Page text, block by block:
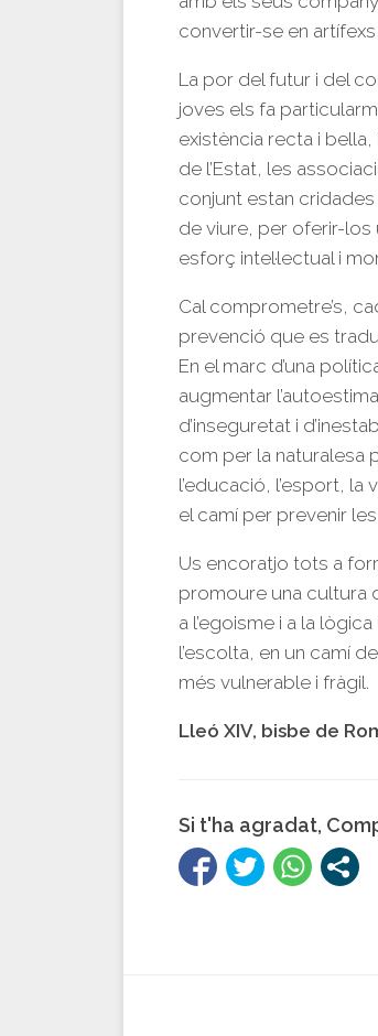
convertir-se en
La por del futur i del
joves els fa
existència recta i
de l’Estat, les
conjunt estan
de viure, per oferir-los
esforç intel·lectual i
Cal comprometre’s,
prevenció que es
En el marc d’una
augmentar
d’inseguretat i
com per la naturalesa
l’educació, l’esport, la
el camí per prevenir
Us encoratjo tots a
promoure una cultura
a l’egoisme i a la
l’escolta, en un camí
més vulnerable i fràgil.
Lleó XIV, bisbe de
Si t'ha agradat,